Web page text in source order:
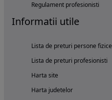
Regulament profesionisti
Informatii utile
Lista de preturi persone fizice
Lista de preturi profesionisti
Harta site
Harta judetelor